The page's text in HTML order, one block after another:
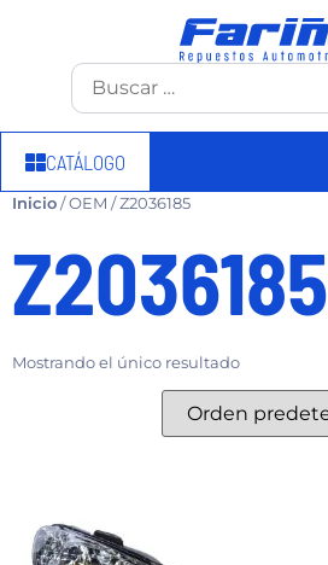
CATÁLOGO
Inicio/ OEM / Z2036185
Z2036185
Mostrando el único resultado